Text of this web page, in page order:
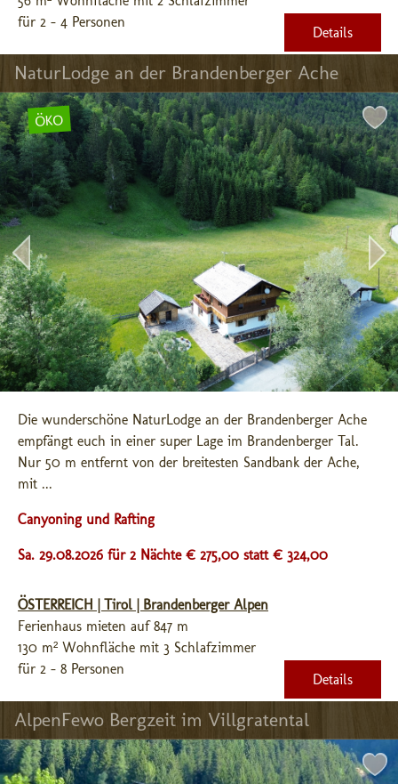
für 2 - 4 Personen
Details
NaturLodge an der Brandenberger Ache
ÖKO
Die wunderschöne NaturLodge an der Brandenberger Ache
empfängt euch in einer super Lage im Brandenberger Tal.
Nur 50 m entfernt von der breitesten Sandbank der Ache,
mit ...
Canyoning und Rafting
Sa. 29.08.2026 für 2 Nächte € 275,00 statt € 324,00
ÖSTERREICH | Tirol | Brandenberger Alpen
Ferienhaus mieten auf 847 m
130 m² Wohnfläche mit 3 Schlafzimmer
für 2 - 8 Personen
Details
AlpenFewo Bergzeit im Villgratental